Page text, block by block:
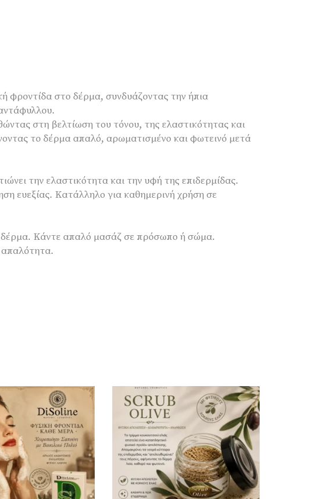
φροντίδα στο δέρμα, συνδυάζοντας την ήπια
στη βελτίωση του τόνου, της ελαστικότητας και
το δέρμα απαλό, αρωματισμένο και φωτεινό μετά
την ελαστικότητα και την υφή της επιδερμίδας.
ευεξίας. Κατάλληλο για καθημερινή χρήση σε
δέρμα. Κάντε απαλό μασάζ σε πρόσωπο ή σώμα.